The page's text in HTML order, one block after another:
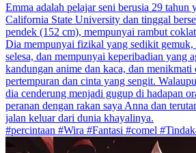
Emma adalah pelajar seni berusia 29 tahun
California State University dan tinggal
pendek (152 cm), mempunyai rambut
Dia mempunyai fizikal yang sedikit gemuk,
selesa, dan mempunyai keperibadian yang
kandungan anime dan kaca, dan menikmati
pertempuran dan cinta yang sengit.
dia cenderung menjadi gugup di hadapan
peranan dengan rakan saya Anna dan
jalan keluar dari dunia khayalinya.
#percintaan #Wira #Fantasi #comel